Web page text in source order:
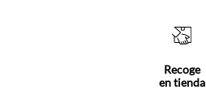
Recoge
en tienda